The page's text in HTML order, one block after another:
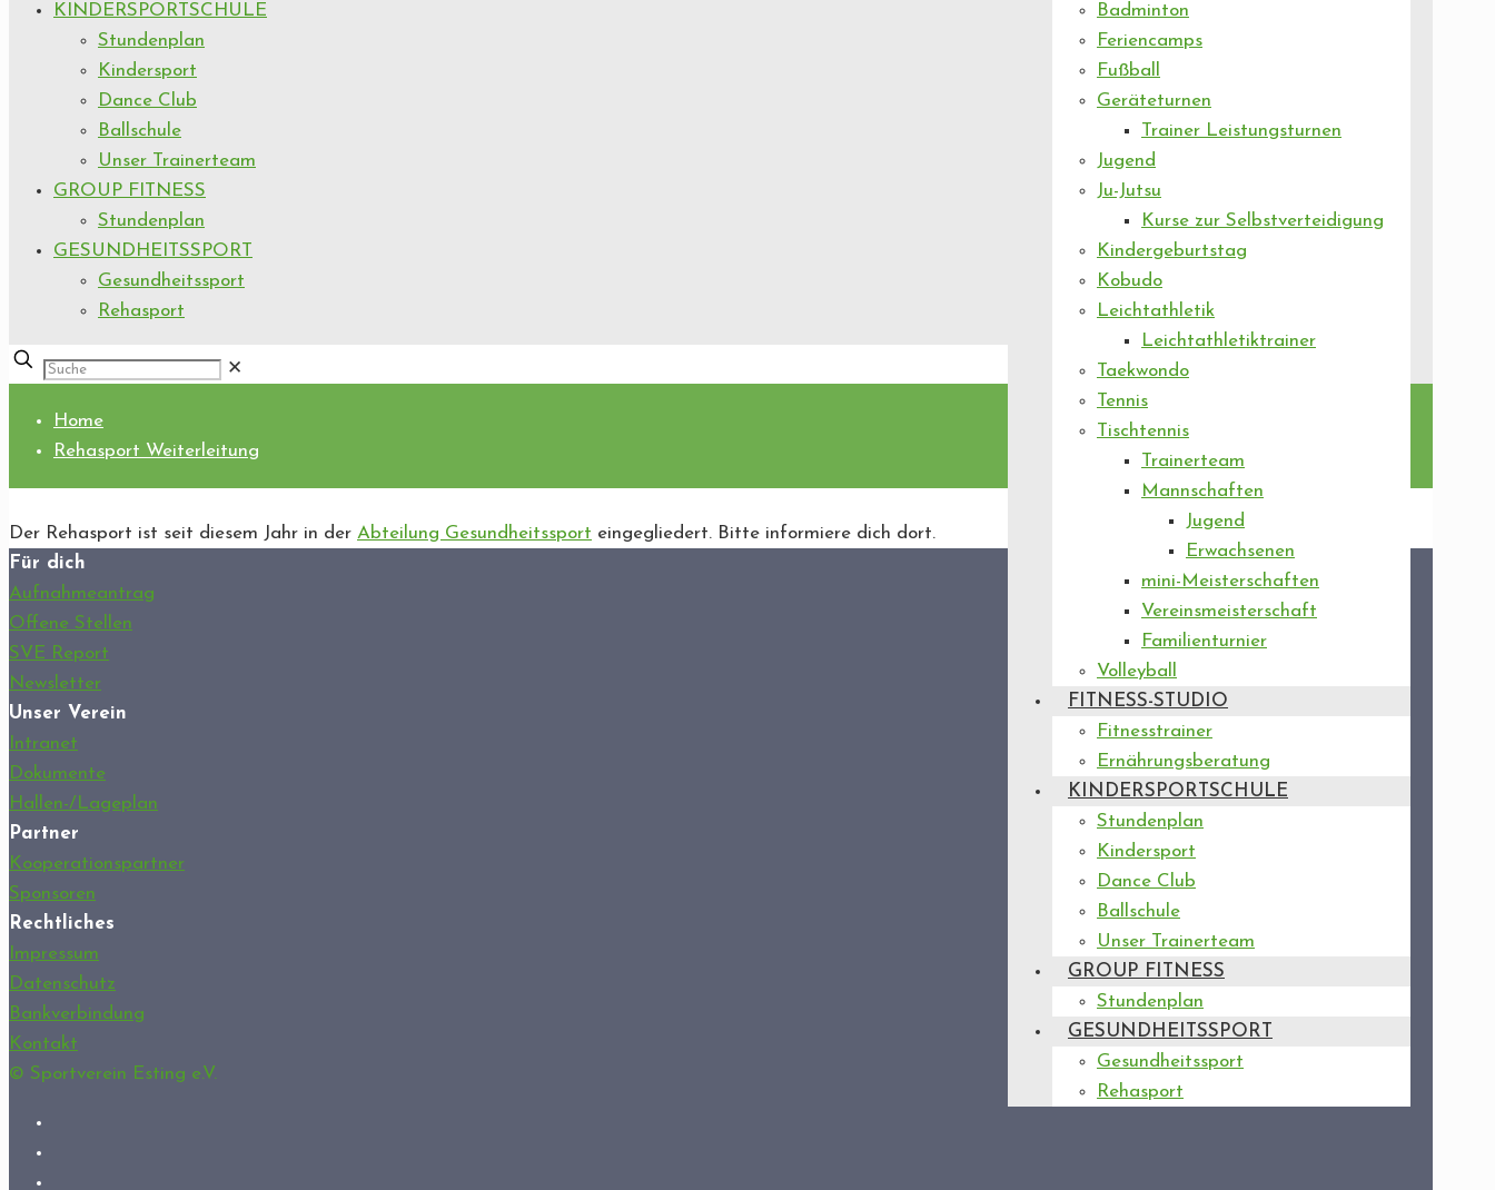
Badminton
Feriencamps
Fußball
Geräteturnen
Trainer Leistungsturnen
Jugend
Ju-Jutsu
Kurse zur Selbstverteidigung
Kindergeburtstag
Kobudo
Leichtathletik
Leichtathletiktrainer
Taekwondo
Tennis
Tischtennis
Trainerteam
Mannschaften
Jugend
Erwachsenen
mini-Meisterschaften
Vereinsmeisterschaft
Familienturnier
Volleyball
FITNESS-STUDIO
Fitnesstrainer
Ernährungsberatung
KINDERSPORTSCHULE
Stundenplan
Kindersport
Dance Club
Ballschule
Unser Trainerteam
GROUP FITNESS
Stundenplan
GESUNDHEITSSPORT
Gesundheitssport
Rehasport
KINDERSPORTSCHULE
Stundenplan
Kindersport
Dance Club
Ballschule
Unser Trainerteam
GROUP FITNESS
Stundenplan
GESUNDHEITSSPORT
Gesundheitssport
Rehasport
✕
Home
Rehasport Weiterleitung
Der Rehasport ist seit diesem Jahr in der Abteilung Gesundheitssport eingegliedert. Bitte informiere dich dort.
Für dich
Aufnahmeantrag
Offene Stellen
SVE Report
Newsletter
Unser Verein
Intranet
Dokumente
Hallen-/Lageplan
Partner
Kooperationspartner
Sponsoren
Rechtliches
Impressum
Datenschutz
Bankverbindung
Kontakt
© Sportverein Esting e.V.